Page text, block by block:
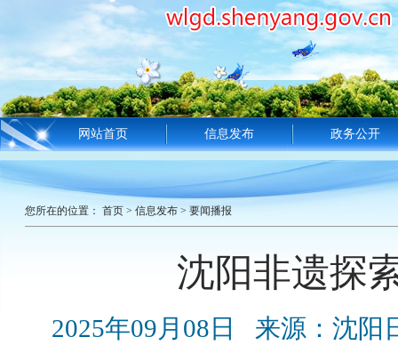
网站首页 信息发布 政务公开
您所在的位置： 首页 > 信息发布 > 要闻播报
沈阳非遗探
2025年09月08日 来源：沈阳